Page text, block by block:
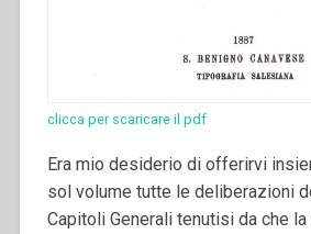
clicca per scaricare il pdf
Era mio desiderio di offerirvi
sol volume tutte le deliberazioni
Capitoli Generali tenutisi da che